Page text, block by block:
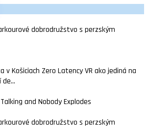
dobrodružstvo s perzským
v Košiciach Zero Latency VR ako jediná na
and Nobody Explodes
dobrodružstvo s perzským